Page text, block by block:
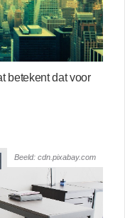
betekent dat voor
Beeld: cdn.pixabay.com